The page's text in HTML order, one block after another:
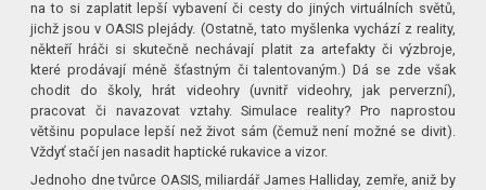
na to si zaplatit lepší vybavení či cesty do jiných virtuálních světů,
jichž jsou v OASIS plejády. (Ostatně, tato myšlenka vychází z reality,
někteří hráči si skutečně nechávají platit za artefakty či výzbroje,
které prodávají méně šťastným či talentovaným.) Dá se zde však
chodit do školy, hrát videohry (uvnitř videohry, jak perverzní),
pracovat či navazovat vztahy. Simulace reality? Pro naprostou
většinu populace lepší než život sám (čemuž není možné se divit).
Vždyť stačí jen nasadit haptické rukavice a vizor.
Jednoho dne tvůrce OASIS, miliardář James Halliday, zemře, aniž by